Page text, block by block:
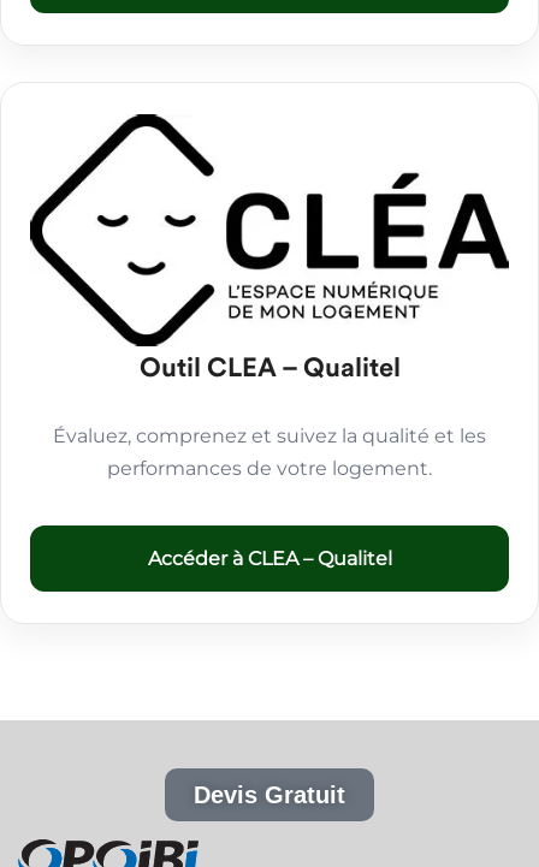
Outil CLEA – Qualitel
Évaluez, comprenez et suivez la qualité et les
performances de votre logement.
Accéder à CLEA – Qualitel
Devis Gratuit